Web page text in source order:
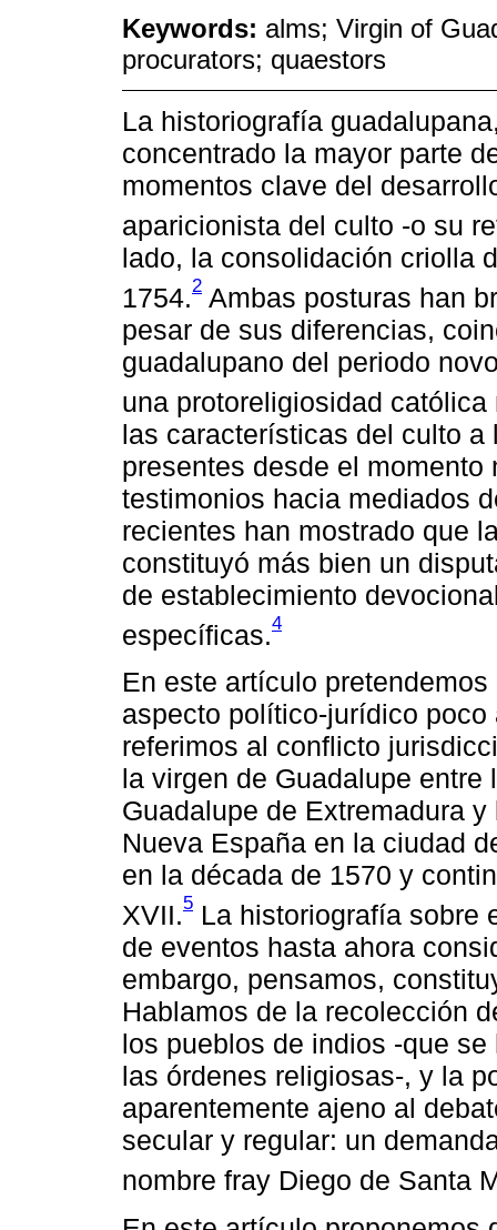
Keywords: alms; Virgin of
procurators; quaestors
La historiografía
concentrado la mayor parte
momentos clave del
aparicionista del culto -o su
lado, la consolidación criolla
1754.2 Ambas posturas han
pesar de sus diferencias,
guadalupano del periodo
una protoreligiosidad católica
las características del culto
presentes desde el
testimonios hacia mediados
recientes han mostrado que
constituyó más bien un
de establecimiento
específicas.4
En este artículo
aspecto político-jurídico
referimos al conflicto
la virgen de Guadalupe
Guadalupe de Extremadura
Nueva España en la ciudad
en la década de 1570 y
XVII.5 La historiografía sobre
de eventos hasta ahora
embargo, pensamos,
Hablamos de la recolección
los pueblos de indios -que
las órdenes religiosas-, y la
aparentemente ajeno al
secular y regular: un
nombre fray Diego de Santa